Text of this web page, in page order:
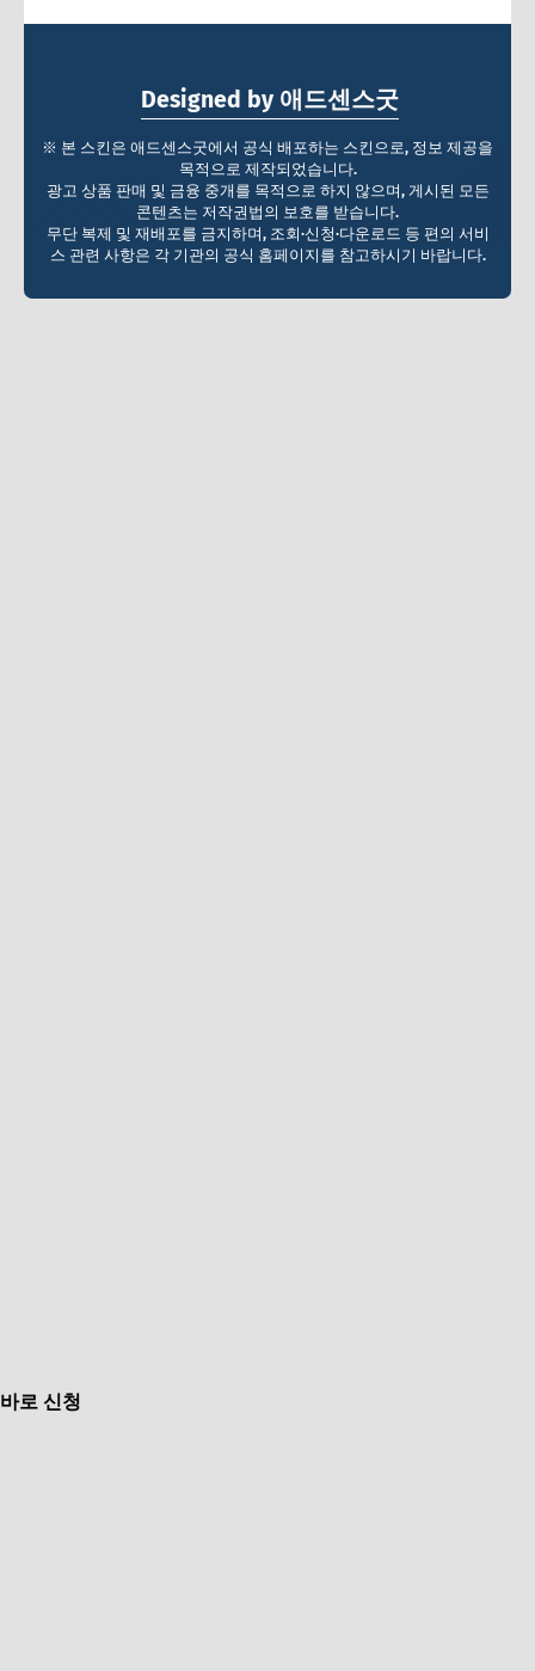
Designed by 애드센스굿
※ 본 스킨은 애드센스굿에서 공식 배포하는 스킨으로, 정보 제공을
목적으로 제작되었습니다.
광고 상품 판매 및 금융 중개를 목적으로 하지 않으며, 게시된 모든
콘텐츠는 저작권법의 보호를 받습니다.
무단 복제 및 재배포를 금지하며, 조회·신청·다운로드 등 편의 서비
스 관련 사항은 각 기관의 공식 홈페이지를 참고하시기 바랍니다.
바로 신청